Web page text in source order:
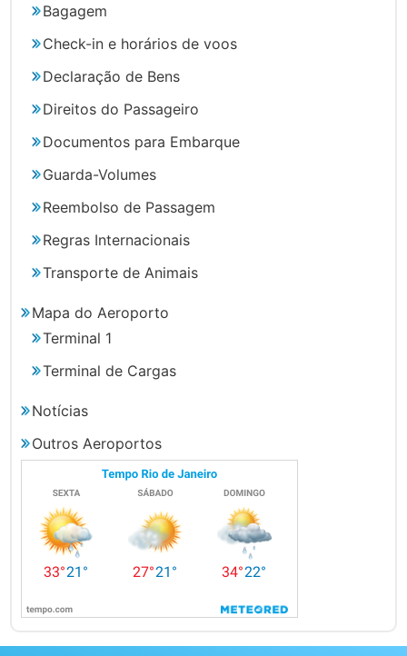
Bagagem
Check-in e horários de voos
Declaração de Bens
Direitos do Passageiro
Documentos para Embarque
Guarda-Volumes
Reembolso de Passagem
Regras Internacionais
Transporte de Animais
Mapa do Aeroporto
Terminal 1
Terminal de Cargas
Notícias
Outros Aeroportos